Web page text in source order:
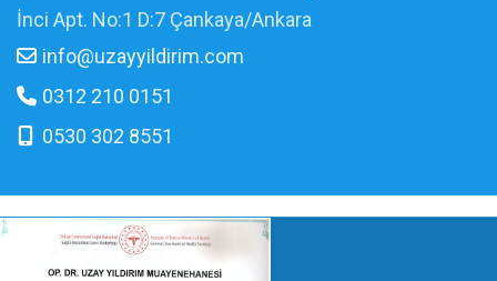
İnci Apt. No:1 D:7 Çankaya/Ankara
info@uzayyildirim.com
0312 210 0151
0530 302 8551